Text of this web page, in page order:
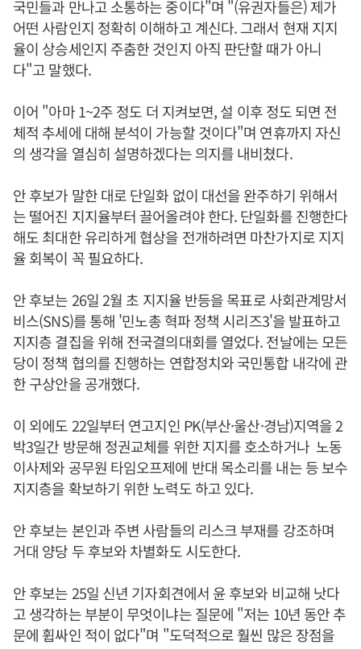
국민들과 만나고 소통하는 중이다"며 "(유권자들은) 제가
어떤 사람인지 정확히 이해하고 계신다. 그래서 현재 지지
율이 상승세인지 주춤한 것인지 아직 판단할 때가 아니
다"고 말했다.
이어 "아마 1~2주 정도 더 지켜보면, 설 이후 정도 되면 전
체적 추세에 대해 분석이 가능할 것이다"며 연휴까지 자신
의 생각을 열심히 설명하겠다는 의지를 내비쳤다.
안 후보가 말한 대로 단일화 없이 대선을 완주하기 위해서
는 떨어진 지지율부터 끌어올려야 한다. 단일화를 진행한다
해도 최대한 유리하게 협상을 전개하려면 마찬가지로 지지
율 회복이 꼭 필요하다.
안 후보는 26일 2월 초 지지율 반등을 목표로 사회관계망서
비스(SNS)를 통해 '민노총 혁파 정책 시리즈3'을 발표하고
지지층 결집을 위해 전국결의대회를 열었다. 전날에는 모든
당이 정책 협의를 진행하는 연합정치와 국민통합 내각에 관
한 구상안을 공개했다.
이 외에도 22일부터 연고지인 PK(부산·울산·경남)지역을 2
박3일간 방문해 정권교체를 위한 지지를 호소하거나 노동
이사제와 공무원 타임오프제에 반대 목소리를 내는 등 보수
지지층을 확보하기 위한 노력도 하고 있다.
안 후보는 본인과 주변 사람들의 리스크 부재를 강조하며
거대 양당 두 후보와 차별화도 시도한다.
안 후보는 25일 신년 기자회견에서 윤 후보와 비교해 낫다
고 생각하는 부분이 무엇이냐는 질문에 "저는 10년 동안 추
문에 휩싸인 적이 없다"며 "도덕적으로 훨씬 많은 장점을